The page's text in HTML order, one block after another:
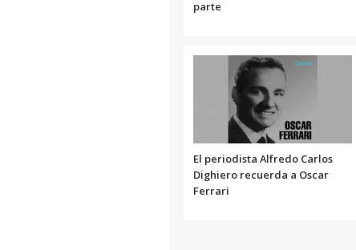
parte
El periodista Alfredo Carlos
Dighiero recuerda a Oscar
Ferrari